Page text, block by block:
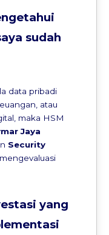
sudah
data pribadi
atau
maka HSM
Jaya
Security
yang